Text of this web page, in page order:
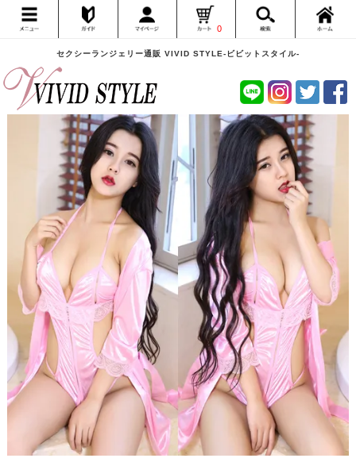
セクシーランジェリー通販 VIVID STYLE-ビビットスタイル-
0